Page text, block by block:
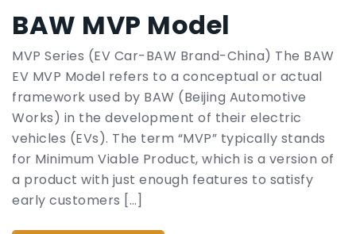
BAW MVP Model
MVP Series (EV Car-BAW Brand-China) The BAW
EV MVP Model refers to a conceptual or actual
framework used by BAW (Beijing Automotive
Works) in the development of their electric
vehicles (EVs). The term “MVP” typically stands
for Minimum Viable Product, which is a version of
a product with just enough features to satisfy
early customers […]